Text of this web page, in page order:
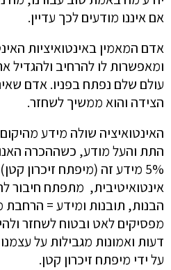
אם איננו מודעים לכך עדיין.
אדם המאמין באינטואיציות
ומאפשרות לו להרחיב ולהגדיל
עולם שלם נפתח בפניו. אדם
הצידה והוא ממשיך לשחזר.
האינטואיציה שולה מידע
התת והעל מודע, כשההכרה
5% מידע זה (מיפתח זיכרון
אינטואיטיבית, מתפתח חיבור
הבנות, תובנות ומידע = הרחבת
מפסיקים לאט ובטוח לשחזר
דעות ואמונות מגבילות על
על ידי מיפתח זיכרון קטן.